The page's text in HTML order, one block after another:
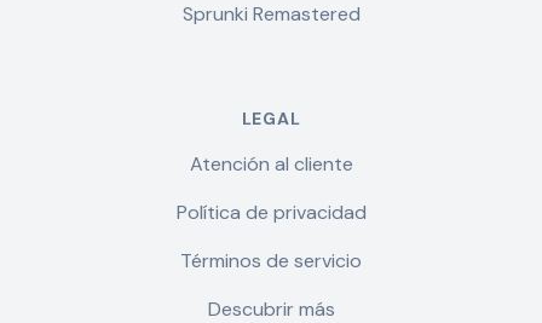
Sprunki Remastered
LEGAL
Atención al cliente
Política de privacidad
Términos de servicio
Descubrir más